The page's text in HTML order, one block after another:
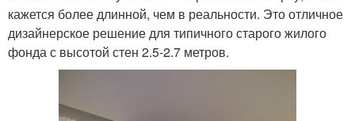
кажется более длинной, чем в реальности. Это отличное
дизайнерское решение для типичного старого жилого
фонда с высотой стен 2.5-2.7 метров.